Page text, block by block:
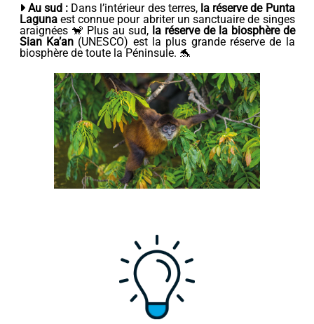
Au sud : Dans l’intérieur des terres, la réserve de Punta
Lagunaest connue pour abriter un sanctuaire de singes
araignées 🐒 Plus au sud, la réserve de la biosphère de
Sian Ka’an(UNESCO) est la plus grande réserve de la
biosphère de toute la Péninsule. 🐬